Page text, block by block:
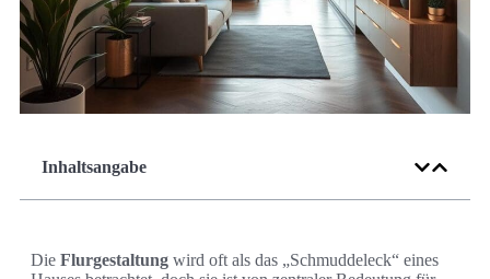
Inhaltsangabe
Die Flurgestaltung wird oft als das „Schmuddeleck“ eines